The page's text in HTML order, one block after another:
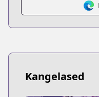
Kangelased